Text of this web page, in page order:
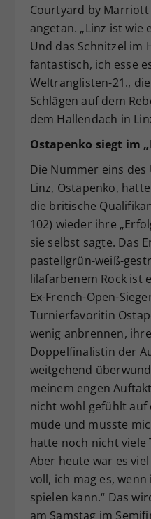
Courtyard by
angetan. „Linz ist wie
Und das Schnitzel im
fantastisch, ich esse
Weltranglisten-21.,
Schlägen auf dem
dem Hallendach in
Ostapenko siegt im
Die Nummer eins
Linz, Ostapenko,
die britische
102) wieder ihre
sie selbst sagte. Das
pastellgrün-weiß-
lilafarbenem Rock ist
Ex-French-Open-
Turnierfavoritin
wenig anbrennen,
Doppelfinalistin der
weitgehend
meinem engen
nicht wohl gefühlt auf
müde und musste
hatte noch nicht viele
Aber heute war es
voll, ich mag es,
spielen kann.“ Das
am Samstag im